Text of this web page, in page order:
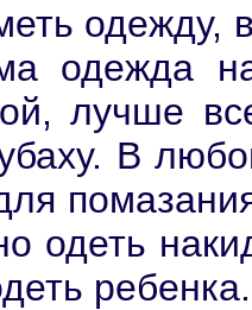
одежду,
одежда
лучше
В
одеть
ребенка.